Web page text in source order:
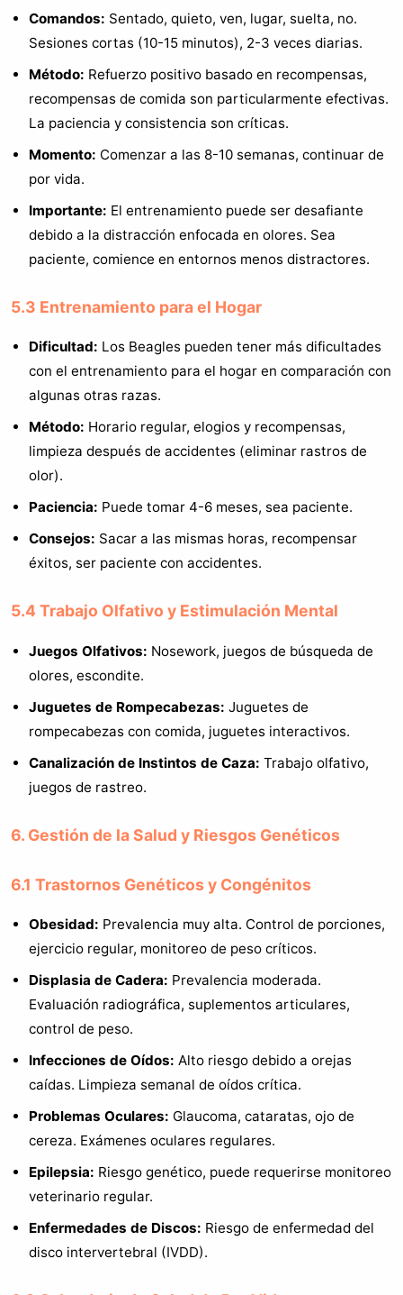
Comandos: Sentado, quieto, ven, lugar, suelta, no.
Sesiones cortas (10-15 minutos), 2-3 veces diarias.
Método: Refuerzo positivo basado en recompensas,
recompensas de comida son particularmente efectivas.
La paciencia y consistencia son críticas.
Momento: Comenzar a las 8-10 semanas, continuar de
por vida.
Importante: El entrenamiento puede ser desafiante
debido a la distracción enfocada en olores. Sea
paciente, comience en entornos menos distractores.
5.3 Entrenamiento para el Hogar
Dificultad: Los Beagles pueden tener más dificultades
con el entrenamiento para el hogar en comparación con
algunas otras razas.
Método: Horario regular, elogios y recompensas,
limpieza después de accidentes (eliminar rastros de
olor).
Paciencia: Puede tomar 4-6 meses, sea paciente.
Consejos: Sacar a las mismas horas, recompensar
éxitos, ser paciente con accidentes.
5.4 Trabajo Olfativo y Estimulación Mental
Juegos Olfativos: Nosework, juegos de búsqueda de
olores, escondite.
Juguetes de Rompecabezas: Juguetes de
rompecabezas con comida, juguetes interactivos.
Canalización de Instintos de Caza: Trabajo olfativo,
juegos de rastreo.
6. Gestión de la Salud y Riesgos Genéticos
6.1 Trastornos Genéticos y Congénitos
Obesidad: Prevalencia muy alta. Control de porciones,
ejercicio regular, monitoreo de peso críticos.
Displasia de Cadera: Prevalencia moderada.
Evaluación radiográfica, suplementos articulares,
control de peso.
Infecciones de Oídos: Alto riesgo debido a orejas
caídas. Limpieza semanal de oídos crítica.
Problemas Oculares: Glaucoma, cataratas, ojo de
cereza. Exámenes oculares regulares.
Epilepsia: Riesgo genético, puede requerirse monitoreo
veterinario regular.
Enfermedades de Discos: Riesgo de enfermedad del
disco intervertebral (IVDD).